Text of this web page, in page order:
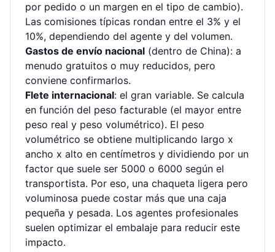
por pedido o un margen en el tipo de cambio).
Las comisiones típicas rondan entre el 3% y el
10%, dependiendo del agente y del volumen.
Gastos de envío nacional (dentro de China): a
menudo gratuitos o muy reducidos, pero
conviene confirmarlos.
Flete internacional: el gran variable. Se calcula
en función del peso facturable (el mayor entre
peso real y peso volumétrico). El peso
volumétrico se obtiene multiplicando largo x
ancho x alto en centímetros y dividiendo por un
factor que suele ser 5000 o 6000 según el
transportista. Por eso, una chaqueta ligera pero
voluminosa puede costar más que una caja
pequeña y pesada. Los agentes profesionales
suelen optimizar el embalaje para reducir este
impacto.